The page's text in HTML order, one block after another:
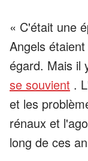
« C'était une
Angels
égard. Mais il
se souvient .
et les
rénaux et
long de ces